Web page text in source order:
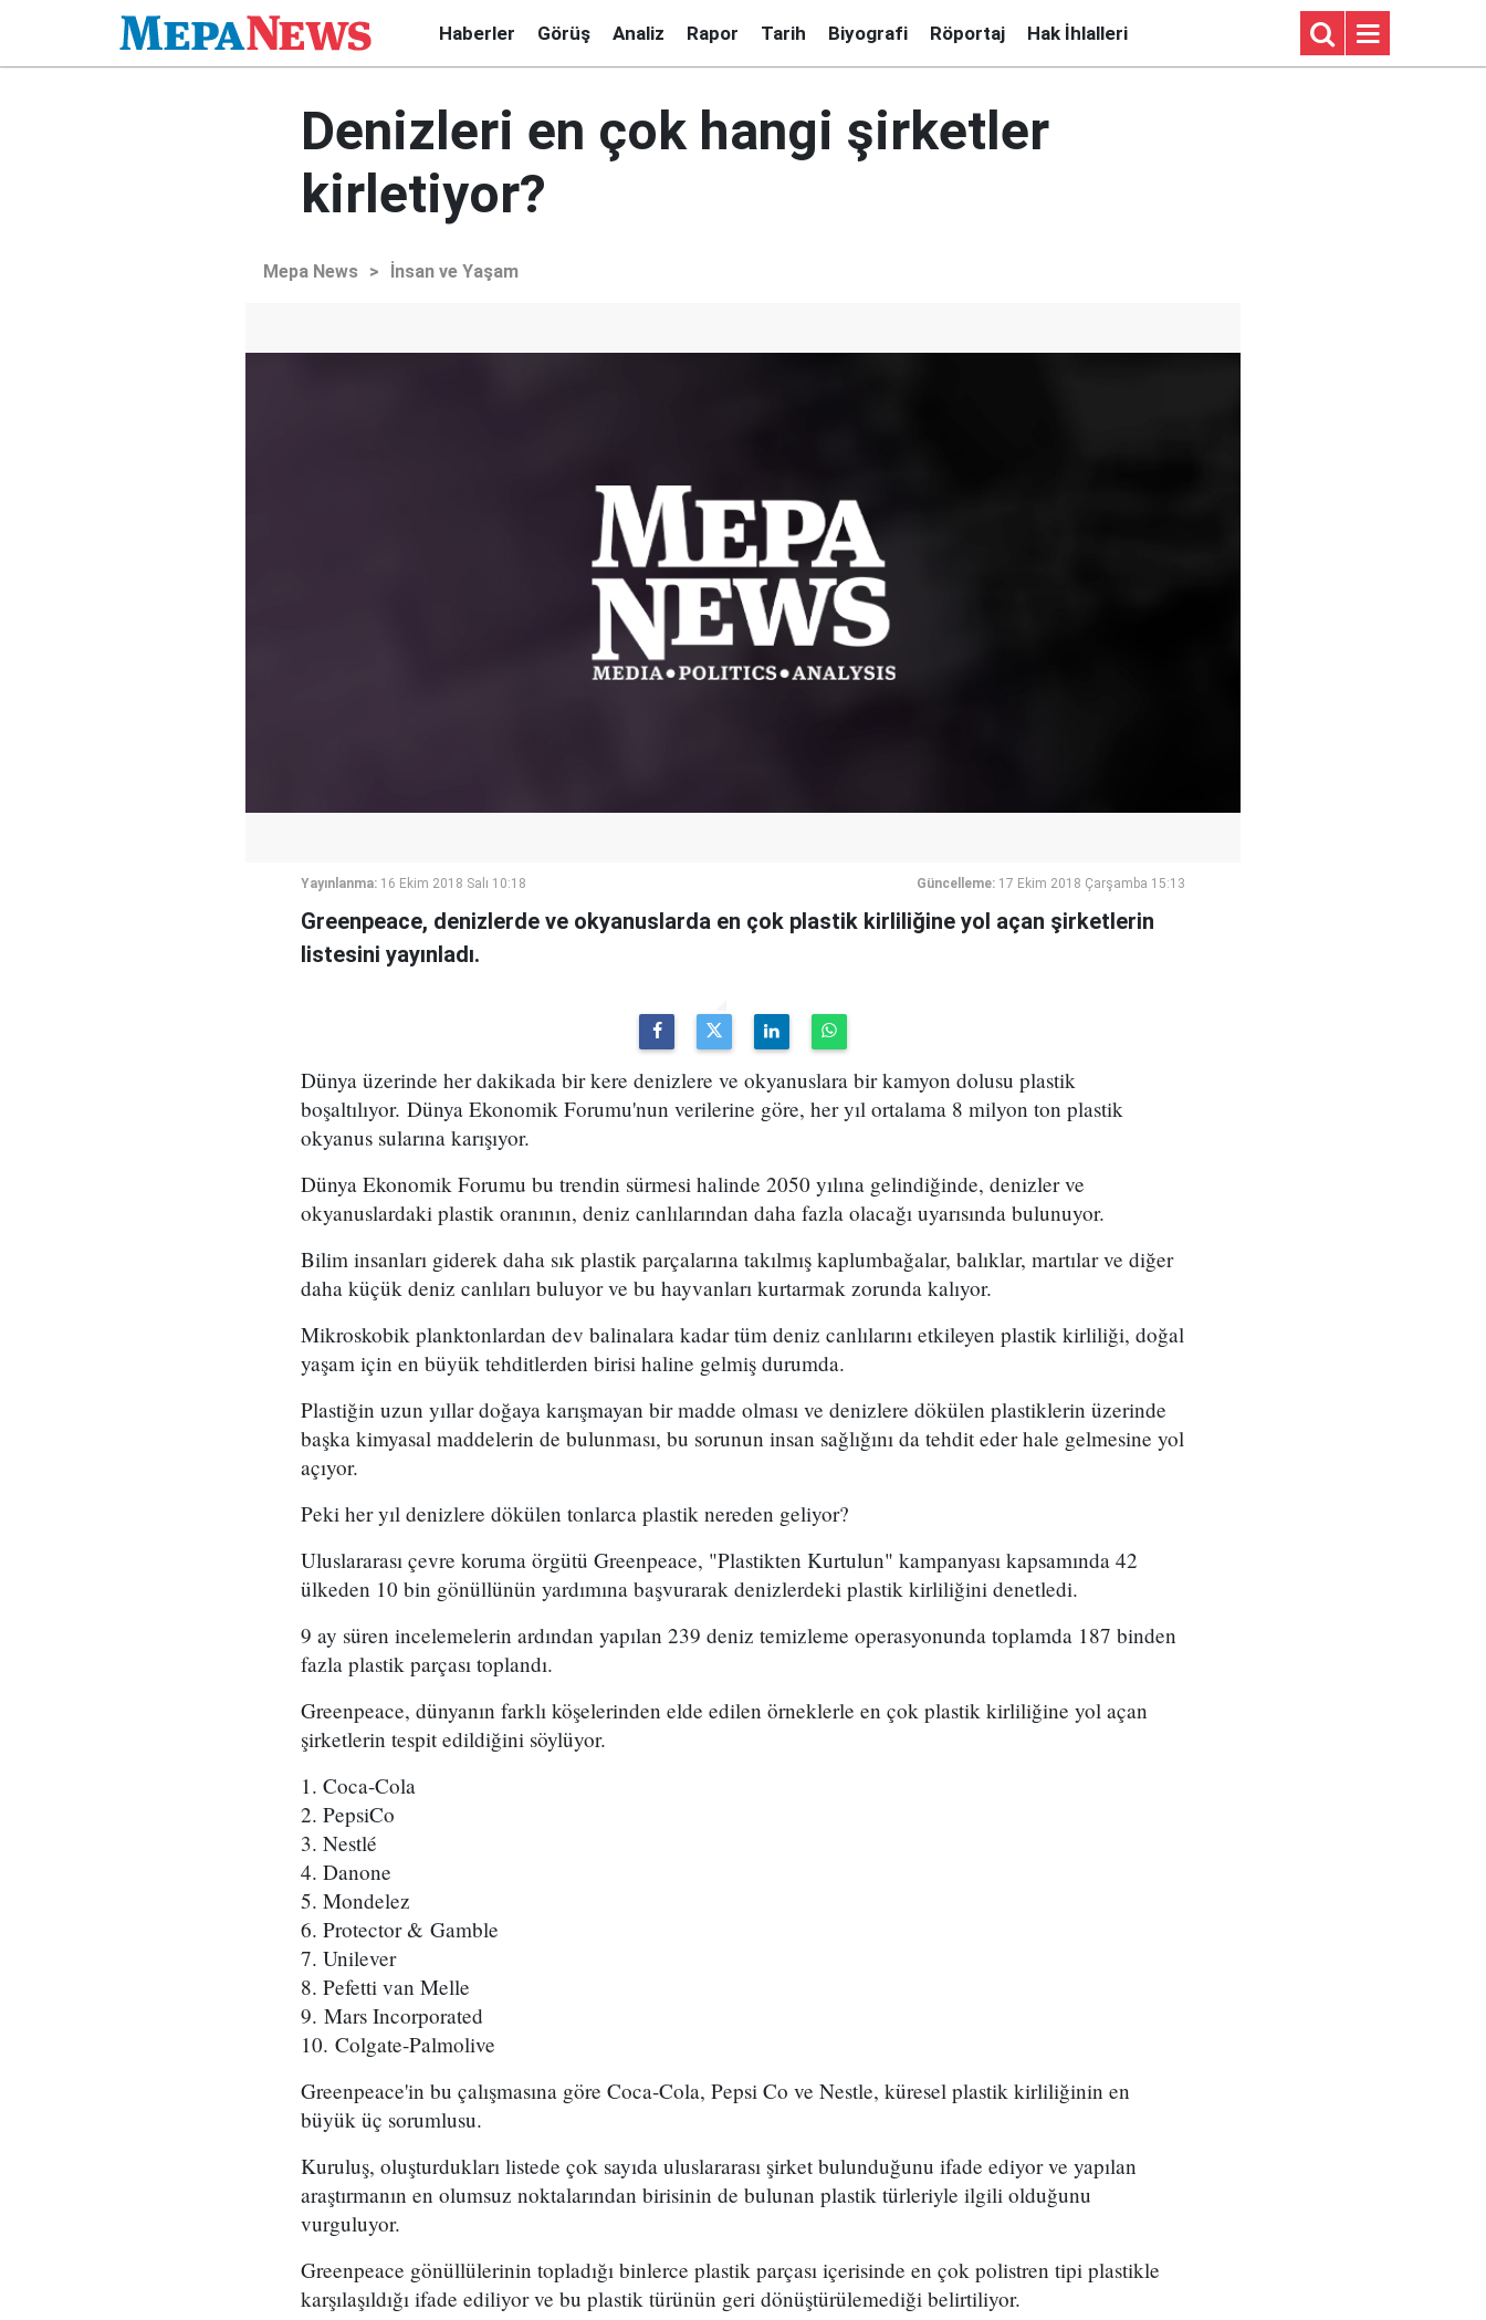
Haberler Görüş Analiz Rapor Tarih Biyografi Röportaj Hak İhlalleri
Denizleri en çok hangi şirketler
kirletiyor?
Mepa News > İnsan ve Yaşam
Yayınlanma: 16 Ekim 2018 Salı 10:18 Güncelleme: 17 Ekim 2018 Çarşamba 15:13
Greenpeace, denizlerde ve okyanuslarda en çok plastik kirliliğine yol açan şirketlerin
listesini yayınladı.
Dünya üzerinde her dakikada bir kere denizlere ve okyanuslara bir kamyon dolusu plastik
boşaltılıyor. Dünya Ekonomik Forumu'nun verilerine göre, her yıl ortalama 8 milyon ton plastik
okyanus sularına karışıyor.
Dünya Ekonomik Forumu bu trendin sürmesi halinde 2050 yılına gelindiğinde, denizler ve
okyanuslardaki plastik oranının, deniz canlılarından daha fazla olacağı uyarısında bulunuyor.
Bilim insanları giderek daha sık plastik parçalarına takılmış kaplumbağalar, balıklar, martılar ve diğer
daha küçük deniz canlıları buluyor ve bu hayvanları kurtarmak zorunda kalıyor.
Mikroskobik planktonlardan dev balinalara kadar tüm deniz canlılarını etkileyen plastik kirliliği, doğal
yaşam için en büyük tehditlerden birisi haline gelmiş durumda.
Plastiğin uzun yıllar doğaya karışmayan bir madde olması ve denizlere dökülen plastiklerin üzerinde
başka kimyasal maddelerin de bulunması, bu sorunun insan sağlığını da tehdit eder hale gelmesine yol
açıyor.
Peki her yıl denizlere dökülen tonlarca plastik nereden geliyor?
Uluslararası çevre koruma örgütü Greenpeace, "Plastikten Kurtulun" kampanyası kapsamında 42
ülkeden 10 bin gönüllünün yardımına başvurarak denizlerdeki plastik kirliliğini denetledi.
9 ay süren incelemelerin ardından yapılan 239 deniz temizleme operasyonunda toplamda 187 binden
fazla plastik parçası toplandı.
Greenpeace, dünyanın farklı köşelerinden elde edilen örneklerle en çok plastik kirliliğine yol açan
şirketlerin tespit edildiğini söylüyor.
1. Coca-Cola
2. PepsiCo
3. Nestlé
4. Danone
5. Mondelez
6. Protector & Gamble
7. Unilever
8. Pefetti van Melle
9. Mars Incorporated
10. Colgate-Palmolive
Greenpeace'in bu çalışmasına göre Coca-Cola, Pepsi Co ve Nestle, küresel plastik kirliliğinin en
büyük üç sorumlusu.
Kuruluş, oluşturdukları listede çok sayıda uluslararası şirket bulunduğunu ifade ediyor ve yapılan
araştırmanın en olumsuz noktalarından birisinin de bulunan plastik türleriyle ilgili olduğunu
vurguluyor.
Greenpeace gönüllülerinin topladığı binlerce plastik parçası içerisinde en çok polistren tipi plastikle
karşılaşıldığı ifade ediliyor ve bu plastik türünün geri dönüştürülemediği belirtiliyor.